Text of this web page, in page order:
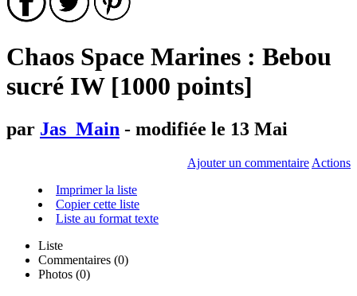
Chaos Space Marines : Bebou
sucré IW [1000 points]
par Jas_Main - modifiée le 13 Mai
Ajouter un commentaire Actions
Imprimer la liste
Copier cette liste
Liste au format texte
Liste
Commentaires (0)
Photos (0)